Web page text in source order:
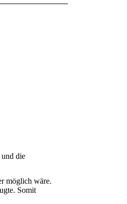
und die
möglich wäre.
Somit